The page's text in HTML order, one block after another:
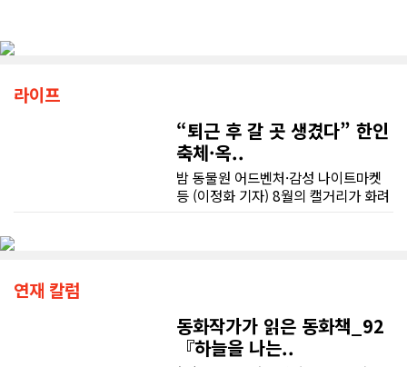
라이프
“퇴근 후 갈 곳 생겼다” 한인
축체·옥..
밤 동물원 어드벤처·감성 나이트마켓
등 (이정화 기자) 8월의 캘거리가 화려
8일 한인의 날 축제 "밤 10시까지 K푸
드·K팝 무대 확장"캘거리의 여름 밤 낭
만은 이번 주말, 우리 동포들이 이끄는
연재 칼럼
동화작가가 읽은 동화책_92
『하늘을 나는..